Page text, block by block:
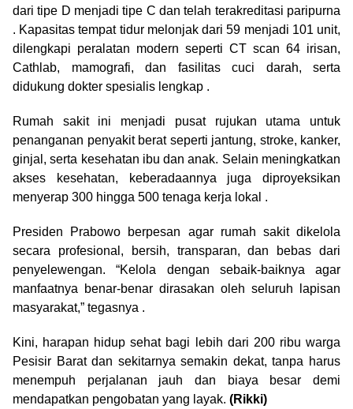
dari tipe D menjadi tipe C dan telah terakreditasi paripurna
. Kapasitas tempat tidur melonjak dari 59 menjadi 101 unit,
dilengkapi peralatan modern seperti CT scan 64 irisan,
Cathlab, mamografi, dan fasilitas cuci darah, serta
didukung dokter spesialis lengkap .
Rumah sakit ini menjadi pusat rujukan utama untuk
penanganan penyakit berat seperti jantung, stroke, kanker,
ginjal, serta kesehatan ibu dan anak. Selain meningkatkan
akses kesehatan, keberadaannya juga diproyeksikan
menyerap 300 hingga 500 tenaga kerja lokal .
Presiden Prabowo berpesan agar rumah sakit dikelola
secara profesional, bersih, transparan, dan bebas dari
penyelewengan. “Kelola dengan sebaik-baiknya agar
manfaatnya benar-benar dirasakan oleh seluruh lapisan
masyarakat,” tegasnya .
Kini, harapan hidup sehat bagi lebih dari 200 ribu warga
Pesisir Barat dan sekitarnya semakin dekat, tanpa harus
menempuh perjalanan jauh dan biaya besar demi
mendapatkan pengobatan yang layak. (Rikki)